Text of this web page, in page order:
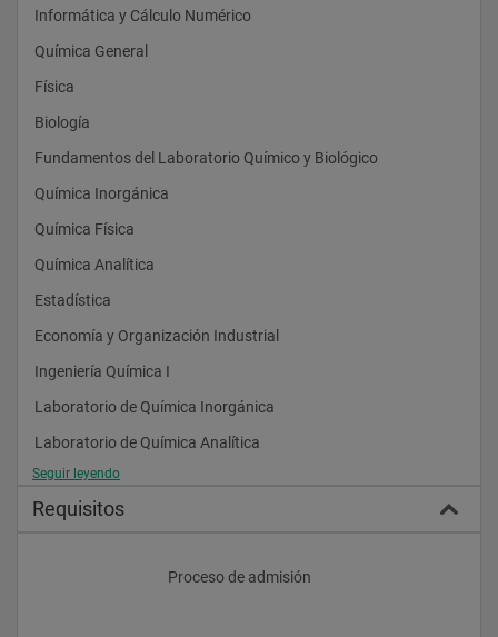
Informática y Cálculo Numérico
Química General
Física
Biología
Fundamentos del Laboratorio Químico y Biológico
Química Inorgánica
Química Física
Química Analítica
Estadística
Economía y Organización Industrial
Ingeniería Química I
Laboratorio de Química Inorgánica
Laboratorio de Química Analítica
Química Orgánica
Bioquímica
Ingeniería Química II
Seguir leyendo
Requisitos
					Proceso de admisión